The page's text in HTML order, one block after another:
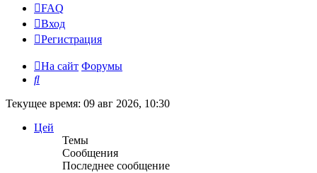
FAQ
Вход
Регистрация
На сайт Форумы
Поиск
Текущее время: 09 авг 2026, 10:30
Цей
Темы
Сообщения
Последнее сообщение